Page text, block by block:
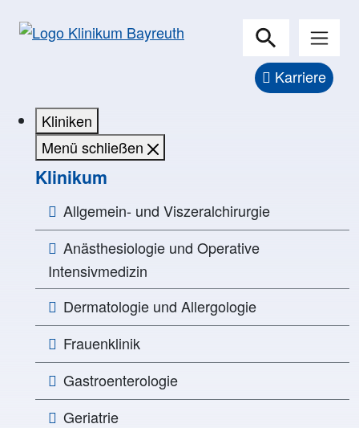
Karriere
Kliniken
Menü schließen
Klinikum
Allgemein- und Viszeralchirurgie
Anästhesiologie und Operative
Intensivmedizin
Dermatologie und Allergologie
Frauenklinik
Gastroenterologie
Geriatrie